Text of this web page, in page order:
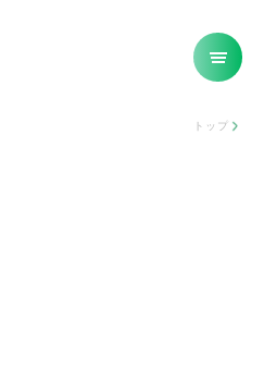
トップ